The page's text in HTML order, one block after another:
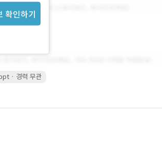
확인하기
· 경력 무관